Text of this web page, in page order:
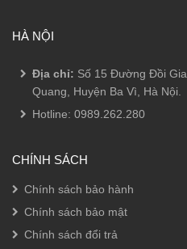
HÀ NỘI
Địa chỉ: Số 15 Đường Đồi
Quang, Huyện Ba Vì, Hà Nội.
Hotline: 0989.262.280
CHÍNH SÁCH
Chính sách bảo hành
Chính sách bảo mật
Chính sách đổi trả